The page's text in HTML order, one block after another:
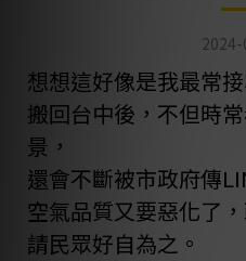
想想這好像是我最常
搬回台中後，不但時
景，
還會不斷被市政府傳
空氣品質又要惡化了
請民眾好自為之。